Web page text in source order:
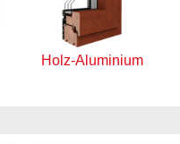
Holz-Aluminium